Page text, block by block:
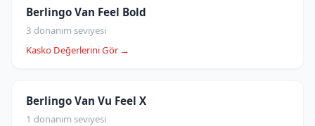
Berlingo Van Feel Bold
3 donanım seviyesi
Kasko Değerlerini Gör →
Berlingo Van Vu Feel X
1 donanım seviyesi